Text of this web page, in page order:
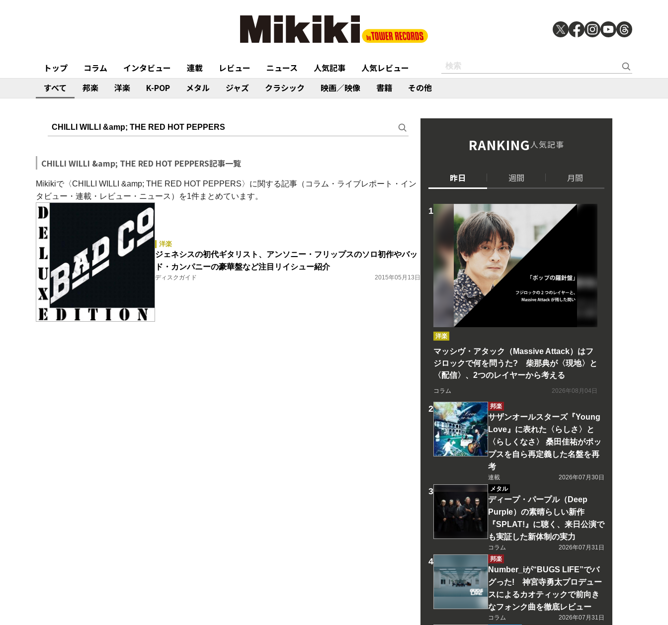
トップ コラム インタビュー 連載 レビュー ニュース 人気記事
人気レビュー
すべて
邦楽 洋楽 K-POP メタル ジャズ クラシック 映画／映像 書籍 その他
CHILLI WILLI &amp; THE RED HOT PEPPERS記事一覧
Mikikiで〈CHILLI WILLI &amp; THE RED HOT PEPPERS〉に関する記事（コラム・ライブレポート・イン
タビュー・連載・レビュー・ニュース）を1件まとめています。
洋楽
ジェネシスの初代ギタリスト、アンソニー・フリップスのソロ初作やバッ
ド・カンパニーの豪華盤など注目リイシュー紹介
ディスクガイド 2015年05月13日
RANKING人気記事
昨日 週間 月間
洋楽
マッシヴ・アタック（Massive Attack）はフ
ジロックで何を問うた? 柴那典が〈現地〉と
〈配信〉、2つのレイヤーから考える
コラム 2026年08月04日
邦楽
サザンオールスターズ『Young
Love』に表れた〈らしさ〉と
〈らしくなさ〉 桑田佳祐がポッ
プスを自ら再定義した名盤を再
考
連載
2026年07月30日
メタル
ディープ・パープル（Deep
Purple）の素晴らしい新作
『SPLAT!』に聴く、来日公演で
も実証した新体制の実力
コラム
2026年07月31日
邦楽
Number_iが“BUGS LIFE”でバ
グった! 神宮寺勇太プロデュー
スによるカオティックで前向き
なフォンク曲を徹底レビュー
コラム
2026年07月31日